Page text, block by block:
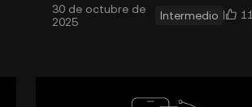
una forma de crear nuevos
30 de octubre de
2025
Intermedio 11